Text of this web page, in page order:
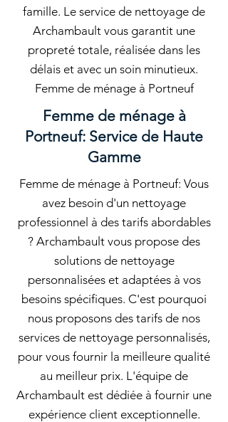
famille. Le service de nettoyage de
Archambault vous garantit une
propreté totale, réalisée dans les
délais et avec un soin minutieux.
Femme de ménage à Portneuf
Femme de ménage à
Portneuf: Service de Haute
Gamme
Femme de ménage à Portneuf: Vous
avez besoin d'un nettoyage
professionnel à des tarifs abordables
? Archambault vous propose des
solutions de nettoyage
personnalisées et adaptées à vos
besoins spécifiques. C'est pourquoi
nous proposons des tarifs de nos
services de nettoyage personnalisés,
pour vous fournir la meilleure qualité
au meilleur prix. L'équipe de
Archambault est dédiée à fournir une
expérience client exceptionnelle.